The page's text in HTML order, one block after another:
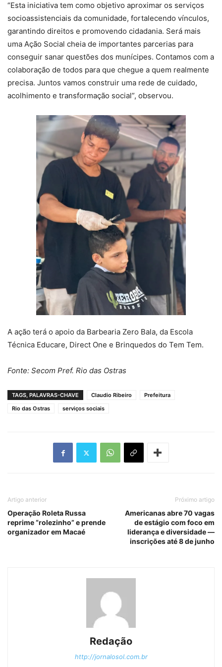
“Esta iniciativa tem como objetivo aproximar os serviços
socioassistenciais da comunidade, fortalecendo vínculos,
garantindo direitos e promovendo cidadania. Será mais
uma Ação Social cheia de importantes parcerias para
conseguir sanar questões dos munícipes. Contamos com a
colaboração de todos para que chegue a quem realmente
precisa. Juntos vamos construir uma rede de cuidado,
acolhimento e transformação social”, observou.
A ação terá o apoio da Barbearia Zero Bala, da Escola
Técnica Educare, Direct One e Brinquedos do Tem Tem.
Fonte: Secom Pref. Rio das Ostras
TAGS, PALAVRAS-CHAVE Claudio Ribeiro
Prefeitura
Rio das Ostras
serviços sociais
Artigo anterior
Operação Roleta Russa
reprime “rolezinho” e prende
organizador em Macaé
Próximo artigo
Americanas abre 70 vagas
de estágio com foco em
liderança e diversidade —
inscrições até 8 de junho
Redação
http://jornalosol.com.br